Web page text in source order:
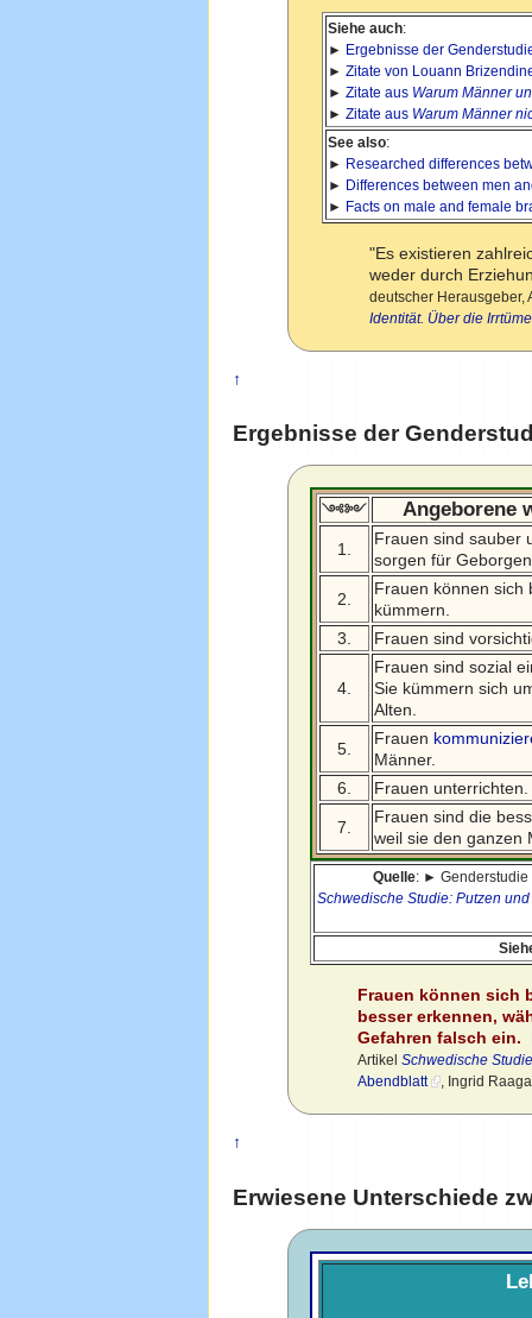
Siehe auch:
► Ergebnisse der
►Zitate von Louann
►Zitate aus Warum Männer
►Zitate aus Warum Männer
See also:
► Researched differences
► Differences between men
► Facts on male and female
"Es existieren
weder durch
deutscher Herausgeber,
Identität. Über die
↑
Ergebnisse der
༺༻ Angeborene
1.
Frauen sind sauber
sorgen für
2.
Frauen können sich
kümmern.
3.
Frauen sind
4.
Frauen sind sozial
Sie kümmern sich
Alten.
5.
Frauen
Männer.
6.
Frauen unterrichten.
7.
Frauen sind die
weil sie den ganzen
Quelle: ►
Schwedische Studie: Putzen
Frauen können sich
besser erkennen,
Gefahren falsch ein.
ArtikelSchwedische
Abendblatt
, Ingrid
↑
Erwiesene Unterschiede